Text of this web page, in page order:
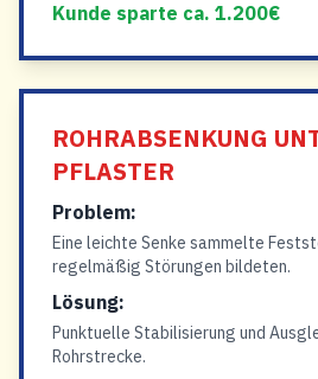
Kunde sparte ca. 1.200€
ROHRABSENKUNG
PFLASTER
Problem:
Eine leichte Senke sammelte
regelmäßig Störungen bildeten.
Lösung:
Punktuelle Stabilisierung und
Rohrstrecke.